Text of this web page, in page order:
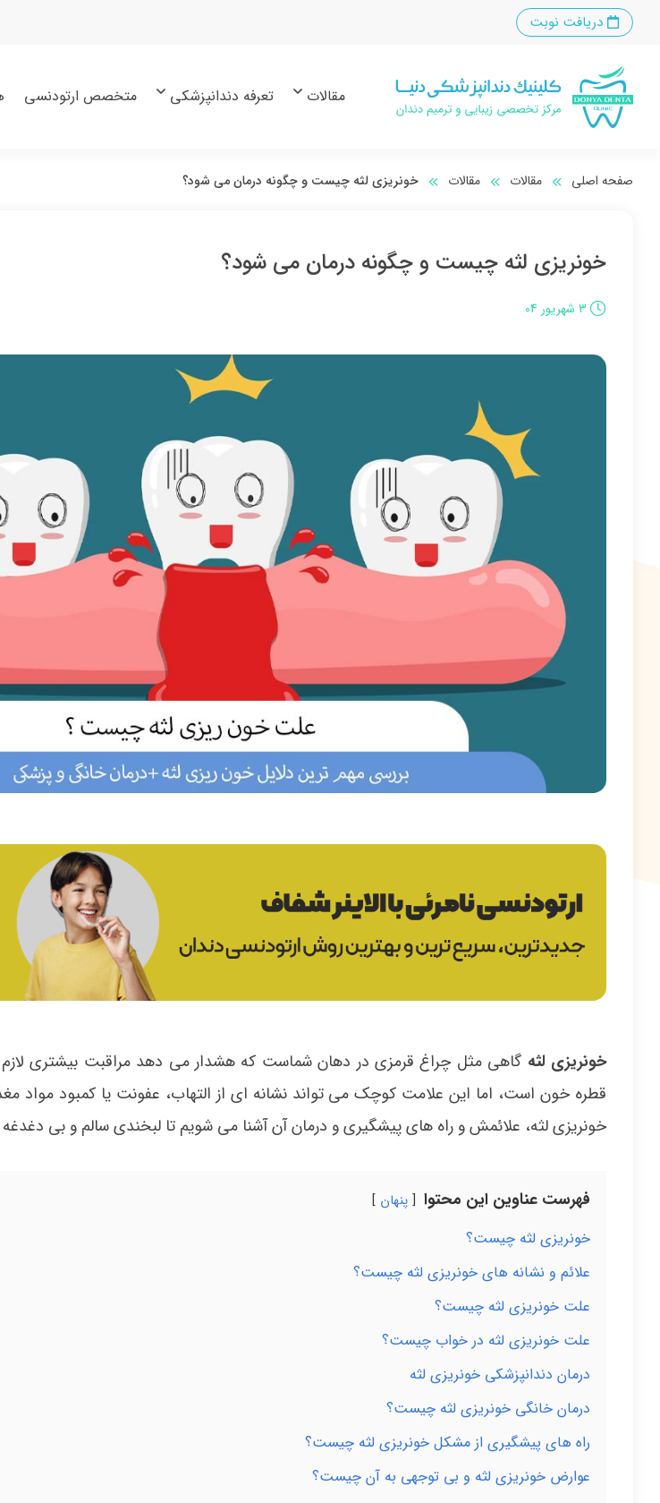
دریافت نوبت
مقالات تعرفه دندانپزشکی متخصص ارتودنسی
صفحه اصلی مقالات مقالات خونریزی لثه چیست و چگونه درمان می‌ شود؟
خونریزی لثه چیست و چگونه درمان می‌ شود؟
خونریزی لثه گاهی مثل چراغ قرمزی در دهان شماست که هشدار می دهد مراقبت بیشتری
قطره خون است، اما این علامت کوچک می تواند نشانه ای از التهاب، عفونت یا کمبود مواد
خونریزی لثه، علائمش و راه های پیشگیری و درمان آن آشنا می شویم تا لبخندی سالم و بی دغدغه
فهرست عناوین این محتوا پنهان
خونریزی لثه چیست؟
علائم و نشانه های خونریزی لثه چیست؟
علت خونریزی لثه چیست؟
علت خونریزی لثه در خواب چیست؟
درمان دندانپزشکی خونریزی لثه
درمان خانگی خونریزی لثه چیست؟
راه های پیشگیری از مشکل خونریزی لثه چیست؟
عوارض خونریزی لثه و بی توجهی به آن چیست؟